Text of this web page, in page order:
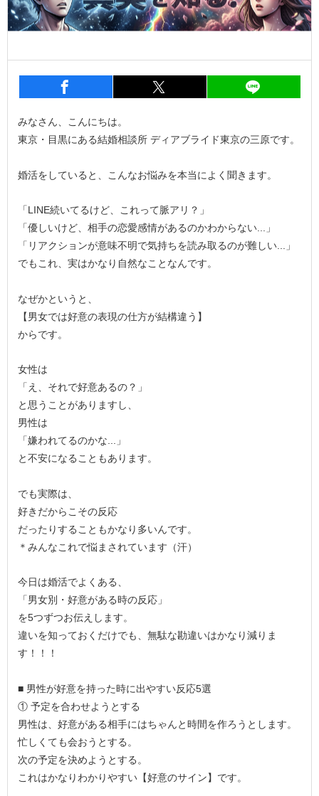
シェア シェア
みなさん、こんにちは。
東京・目黒にある結婚相談所 ディアブライド東京の三原です。
婚活をしていると、こんなお悩みを本当によく聞きます。
「LINE続いてるけど、これって脈アリ？」
「優しいけど、相手の恋愛感情があるのかわからない...」
「リアクションが意味不明で気持ちを読み取るのが難しい...」
でもこれ、実はかなり自然なことなんです。
なぜかというと、
【男女では好意の表現の仕方が結構違う】
からです。
女性は
「え、それで好意あるの？」
と思うことがありますし、
男性は
「嫌われてるのかな...」
と不安になることもあります。
でも実際は、
好きだからこその反応
だったりすることもかなり多いんです。
＊みんなこれで悩まされています（汗）
今日は婚活でよくある、
「男女別・好意がある時の反応」
を5つずつお伝えします。
違いを知っておくだけでも、無駄な勘違いはかなり減りま
す！！！
■ 男性が好意を持った時に出やすい反応5選
① 予定を合わせようとする
男性は、好意がある相手にはちゃんと時間を作ろうとします。
忙しくても会おうとする。
次の予定を決めようとする。
これはかなりわかりやすい【好意のサイン】です。